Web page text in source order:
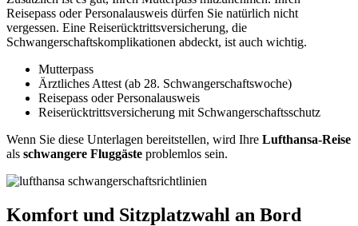
Reisepass oder Personalausweis dürfen Sie natürlich nicht
vergessen. Eine Reiserücktrittsversicherung, die
Schwangerschaftskomplikationen abdeckt, ist auch wichtig.
Mutterpass
Ärztliches Attest (ab 28. Schwangerschaftswoche)
Reisepass oder Personalausweis
Reiserücktrittsversicherung mit Schwangerschaftsschutz
Wenn Sie diese Unterlagen bereitstellen, wird Ihre Lufthansa-Reise
als schwangere Fluggäste problemlos sein.
Komfort und Sitzplatzwahl an Bord